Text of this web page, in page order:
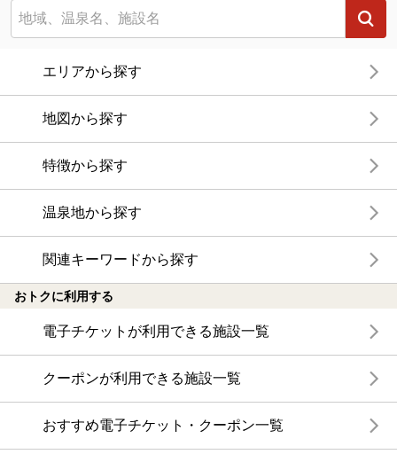
エリアから探す
地図から探す
特徴から探す
温泉地から探す
関連キーワードから探す
おトクに利用する
電子チケットが利用できる施設一覧
クーポンが利用できる施設一覧
おすすめ電子チケット・クーポン一覧